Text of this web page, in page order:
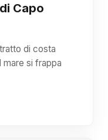
Capo
di costa
si frappa